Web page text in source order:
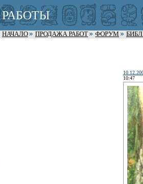
РАБОТЫ
НАЧАЛО ПРОДАЖА РАБОТ ФОРУМ
10:47